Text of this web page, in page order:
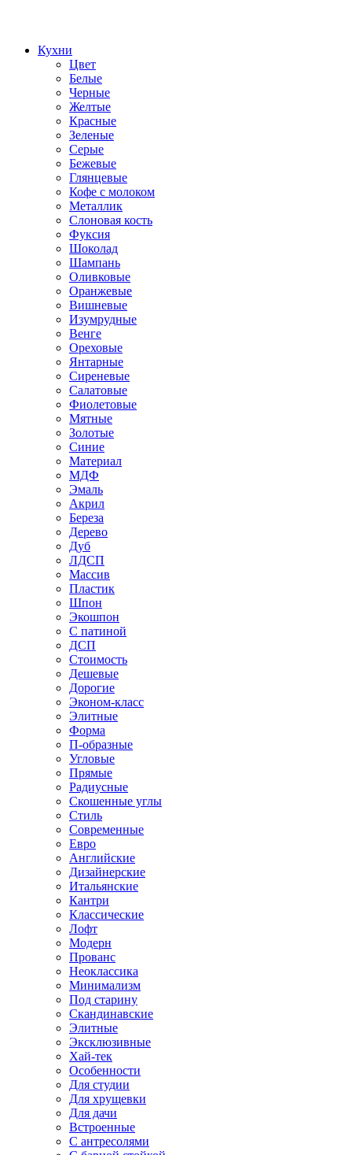
Кухни
Цвет
Белые
Черные
Желтые
Красные
Зеленые
Серые
Бежевые
Глянцевые
Кофе с молоком
Металлик
Слоновая кость
Фуксия
Шоколад
Шампань
Оливковые
Оранжевые
Вишневые
Изумрудные
Венге
Ореховые
Янтарные
Сиреневые
Салатовые
Фиолетовые
Мятные
Золотые
Синие
Материал
МДФ
Эмаль
Акрил
Береза
Дерево
Дуб
ЛДСП
Массив
Пластик
Шпон
Экошпон
С патиной
ДСП
Стоимость
Дешевые
Дорогие
Эконом-класс
Элитные
Форма
П-образные
Угловые
Прямые
Радиусные
Скошенные углы
Стиль
Современные
Евро
Английские
Дизайнерские
Итальянские
Кантри
Классические
Лофт
Модерн
Прованс
Неоклассика
Минимализм
Под старину
Скандинавские
Элитные
Эксклюзивные
Хай-тек
Особенности
Для студии
Для хрущевки
Для дачи
Встроенные
С антресолями